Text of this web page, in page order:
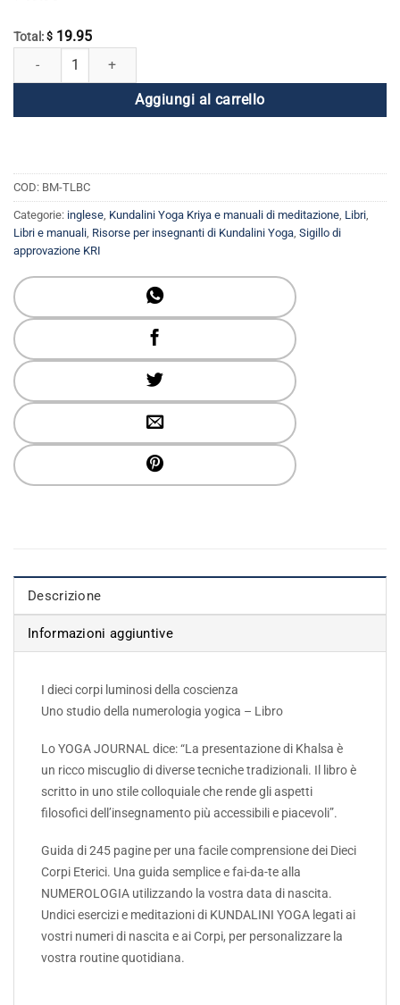
Total: $ 19.95
I dieci corpi luminosi della coscienza quantità
Aggiungi al carrello
COD: BM-TLBC
Categorie: inglese Kundalini Yoga Kriya e manuali di meditazione Libri
Libri e manuali Risorse per insegnanti di Kundalini Yoga Sigillo di
approvazione KRI
Descrizione
Informazioni aggiuntive
I dieci corpi luminosi della coscienza
Uno studio della numerologia yogica – Libro
Lo YOGA JOURNAL dice: “La presentazione di Khalsa è
un ricco miscuglio di diverse tecniche tradizionali. Il libro è
scritto in uno stile colloquiale che rende gli aspetti
filosofici dell’insegnamento più accessibili e piacevoli”.
Guida di 245 pagine per una facile comprensione dei Dieci
Corpi Eterici. Una guida semplice e fai-da-te alla
NUMEROLOGIA utilizzando la vostra data di nascita.
Undici esercizi e meditazioni di KUNDALINI YOGA legati ai
vostri numeri di nascita e ai Corpi, per personalizzare la
vostra routine quotidiana.